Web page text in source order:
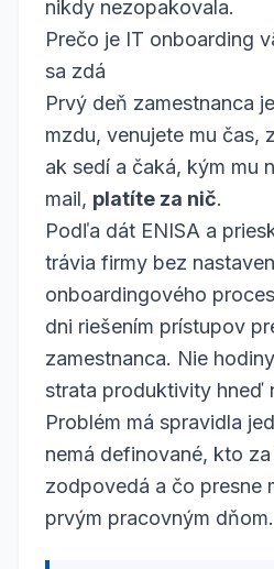
nikdy nezopakovala.
Prečo je IT onboarding
sa zdá
Prvý deň zamestnanca
mzdu, venujete mu čas,
ak sedí a čaká, kým mu
mail, platíte za nič.
Podľa dát ENISA a
trávia firmy bez
onboardingového
dni riešením prístupov
zamestnanca. Nie
strata produktivity hneď
Problém má spravidla
nemá definované, kto
zodpovedá a čo presne
prvým pracovným dňom.